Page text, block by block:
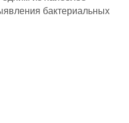
бактериальных